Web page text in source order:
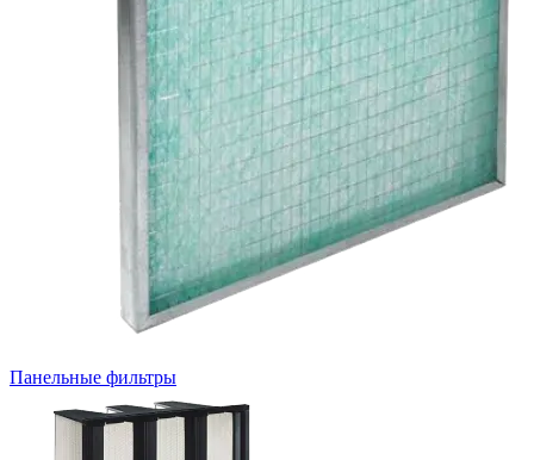
Панельные фильтры